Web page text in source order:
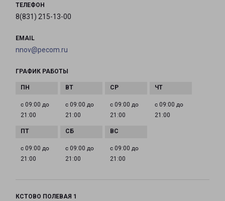
ТЕЛЕФОН
8(831) 215-13-00
EMAIL
nnov@pecom.ru
ГРАФИК РАБОТЫ
с 09:00 до
21:00
с 09:00 до
21:00
с 09:00 до
21:00
с 09:00 до
21:00
с 09:00 до
21:00
с 09:00 до
21:00
с 09:00 до
21:00
КСТОВО ПОЛЕВАЯ 1